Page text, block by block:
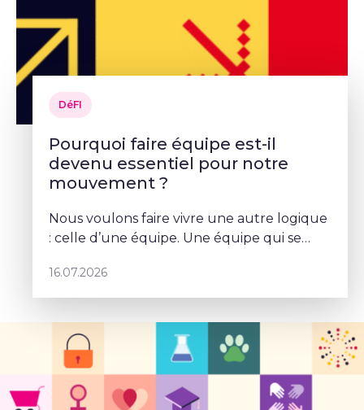
DéFI
Pourquoi faire équipe est-il
devenu essentiel pour notre
mouvement ?
Nous voulons faire vivre une autre logique
: celle d’une équipe. Une équipe qui se
projet commun – Sophie Rohonyi
16.07.2026